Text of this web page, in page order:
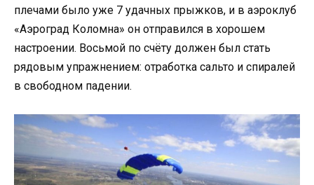
плечами было уже 7 удачных прыжков, и в аэроклуб
«Аэроград Коломна» он отправился в хорошем
настроении. Восьмой по счёту должен был стать
рядовым упражнением: отработка сальто и спиралей
в свободном падении.